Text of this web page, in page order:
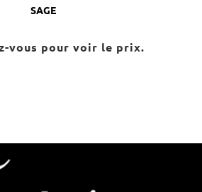
SAGE
vous pour voir le prix.